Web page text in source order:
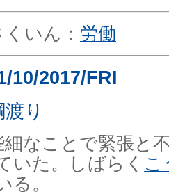
くいん： 労働
10/2017/FRI
渡り
細なことで緊張と
いた。しばらく こ
る。